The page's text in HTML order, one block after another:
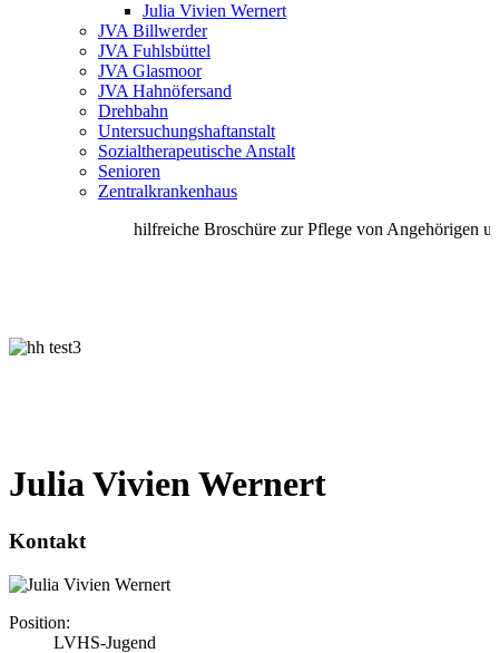
Julia Vivien Wernert
JVA Billwerder
JVA Fuhlsbüttel
JVA Glasmoor
JVA Hahnöfersand
Drehbahn
Untersuchungshaftanstalt
Sozialtherapeutische Anstalt
Senioren
Zentralkrankenhaus
hilfreiche Broschüre zur Pflege von Angehörigen
Julia Vivien Wernert
Kontakt
Position:
LVHS-Jugend